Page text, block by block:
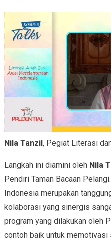
Nila Tanzil, Pegiat Literasi
Langkah ini diamini oleh Nila
Pendiri Taman Bacaan
Indonesia merupakan
kolaborasi yang sinergis
program yang dilakukan oleh
contoh baik untuk memotivasi